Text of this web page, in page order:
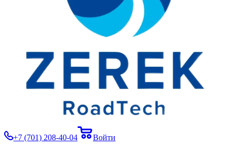
+7 (701) 208-40-04
Войти